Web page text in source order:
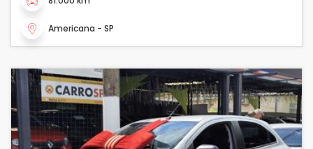
Americana - SP